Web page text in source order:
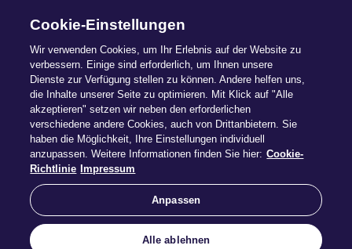
Beraten Sie
Kunden mit
Wow-Effekt
Cookie-Einstellungen
Wir verwenden Cookies, um Ihr Erlebnis auf der Website zu
verbessern. Einige sind erforderlich, um Ihnen unsere
Dienste zur Verfügung stellen zu können. Andere helfen uns,
die Inhalte unserer Seite zu optimieren. Mit Klick auf "Alle
akzeptieren" setzen wir neben den erforderlichen
verschiedene andere Cookies, auch von Drittanbietern. Sie
haben die Möglichkeit, Ihre Einstellungen individuell
anzupassen. Weitere Informationen finden Sie hier: Cookie-
Richtlinie Impressum
Anpassen
Alle ablehnen